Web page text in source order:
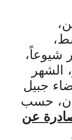
شيوعاً،
الشهر
جبيل
حسب
عن